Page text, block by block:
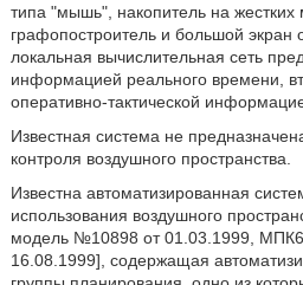
типа "мышь", накопитель на жестких
графопостроитель и большой экран
локальная вычислительная сеть
информацией реального времени,
оперативно-тактической
Известная система не
контроля воздушного пространства.
Известна автоматизированная
использования воздушного
модель №10898 от 01.03.1999,
16.08.1999], содержащая